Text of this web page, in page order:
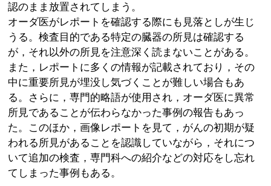
認のまま放置されてしまう。
オーダ医がレポートを確認する際にも見落としが生じ
うる。検査目的である特定の臓器の所見は確認する
が，それ以外の所見を注意深く読まないことがある。
また，レポートに多くの情報が記載されており，その
中に重要所見が埋没し気づくことが難しい場合もあ
る。さらに，専門的略語が使用され，オーダ医に異常
所見であることが伝わらなかった事例の報告もあっ
た。このほか，画像レポートを見て，がんの初期が疑
われる所見があることを認識していながら，それにつ
いて追加の検査，専門科への紹介などの対応をし忘れ
てしまった事例もある。